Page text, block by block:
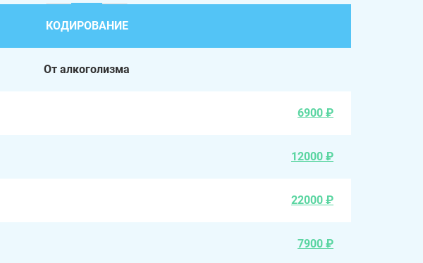
КОДИРОВАНИЕ
От алкоголизма
6900 ₽
12000 ₽
22000 ₽
7900 ₽